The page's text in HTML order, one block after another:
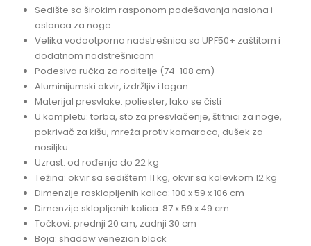
Sedište sa širokim rasponom podešavanja naslona i
oslonca za noge
Velika vodootporna nadstrešnica sa UPF50+ zaštitom i
dodatnom nadstrešnicom
Podesiva ručka za roditelje (74-108 cm)
Aluminijumski okvir, izdržljiv i lagan
Materijal presvlake: poliester, lako se čisti
U kompletu: torba, sto za presvlačenje, štitnici za noge,
pokrivač za kišu, mreža protiv komaraca, dušek za
nosiljku
Uzrast: od rođenja do 22 kg
Težina: okvir sa sedištem 11 kg, okvir sa kolevkom 12 kg
Dimenzije rasklopljenih kolica: 100 x 59 x 106 cm
Dimenzije sklopljenih kolica: 87 x 59 x 49 cm
Točkovi: prednji 20 cm, zadnji 30 cm
Boja: shadow venezian black